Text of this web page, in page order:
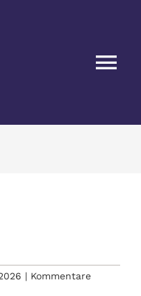
| Kommentare